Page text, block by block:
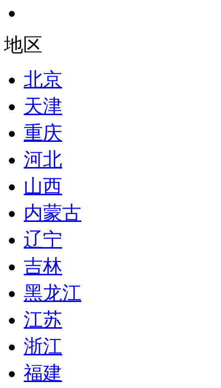
地区
北京
天津
重庆
河北
山西
内蒙古
辽宁
吉林
黑龙江
江苏
浙江
福建